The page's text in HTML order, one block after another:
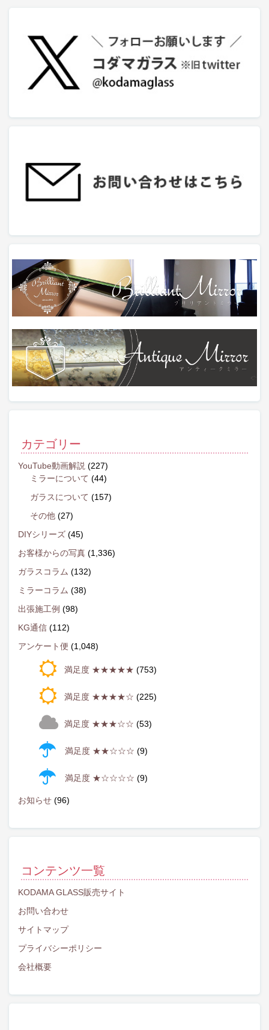
カテゴリー
YouTube動画解説 (227)
ミラーについて (44)
ガラスについて (157)
その他 (27)
DIYシリーズ (45)
お客様からの写真 (1,336)
ガラスコラム (132)
ミラーコラム (38)
出張施工例 (98)
KG通信 (112)
アンケート便 (1,048)
満足度 ★★★★★ (753)
満足度 ★★★★☆ (225)
満足度 ★★★☆☆ (53)
満足度 ★★☆☆☆ (9)
満足度 ★☆☆☆☆ (9)
お知らせ (96)
コンテンツ一覧
KODAMA GLASS販売サイト
お問い合わせ
サイトマップ
プライバシーポリシー
会社概要